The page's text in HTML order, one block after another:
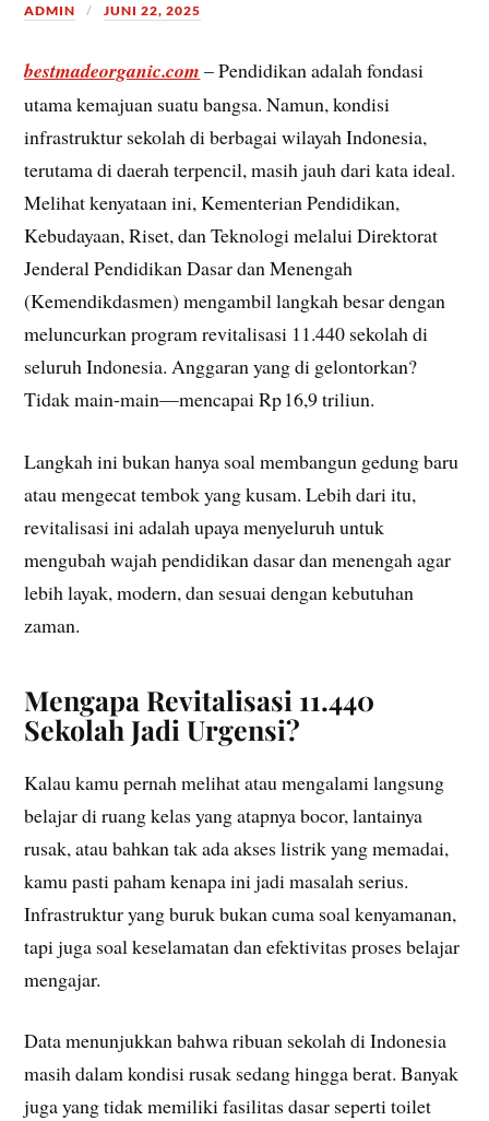
ADMIN JUNI 22, 2025
bestmadeorganic.com – Pendidikan adalah fondasi
utama kemajuan suatu bangsa. Namun, kondisi
infrastruktur sekolah di berbagai wilayah Indonesia,
terutama di daerah terpencil, masih jauh dari kata ideal.
Melihat kenyataan ini, Kementerian Pendidikan,
Kebudayaan, Riset, dan Teknologi melalui Direktorat
Jenderal Pendidikan Dasar dan Menengah
(Kemendikdasmen) mengambil langkah besar dengan
meluncurkan program revitalisasi 11.440 sekolah di
seluruh Indonesia. Anggaran yang di gelontorkan?
Tidak main-main—mencapai Rp 16,9 triliun.
Langkah ini bukan hanya soal membangun gedung baru
atau mengecat tembok yang kusam. Lebih dari itu,
revitalisasi ini adalah upaya menyeluruh untuk
mengubah wajah pendidikan dasar dan menengah agar
lebih layak, modern, dan sesuai dengan kebutuhan
zaman.
Mengapa Revitalisasi 11.440
Sekolah Jadi Urgensi?
Kalau kamu pernah melihat atau mengalami langsung
belajar di ruang kelas yang atapnya bocor, lantainya
rusak, atau bahkan tak ada akses listrik yang memadai,
kamu pasti paham kenapa ini jadi masalah serius.
Infrastruktur yang buruk bukan cuma soal kenyamanan,
tapi juga soal keselamatan dan efektivitas proses belajar
mengajar.
Data menunjukkan bahwa ribuan sekolah di Indonesia
masih dalam kondisi rusak sedang hingga berat. Banyak
juga yang tidak memiliki fasilitas dasar seperti toilet